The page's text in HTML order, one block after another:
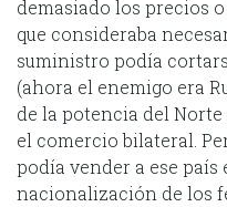
demasiado los precios
que consideraba
suministro podía
(ahora el enemigo era
de la potencia del
el comercio bilateral.
podía vender a ese
nacionalización de los